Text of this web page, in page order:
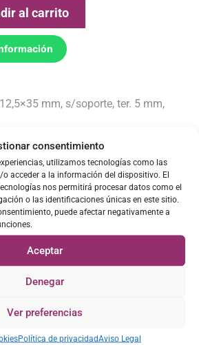
consentimiento
utilizamos tecnologías como las
acceder a la información del dispositivo. El
nos permitirá procesar datos como el
o las identificaciones únicas en este sitio.
puede afectar negativamente a
Aceptar
Denegar
Ver preferencias
Política de privacidadAviso Legal
al carrito
mm, s/soporte, ter. 5 mm,
4,8 mm. Con muelle. Calidad
Electrolux: